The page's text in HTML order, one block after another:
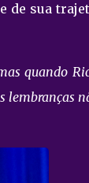
de sua
quando
lembranças